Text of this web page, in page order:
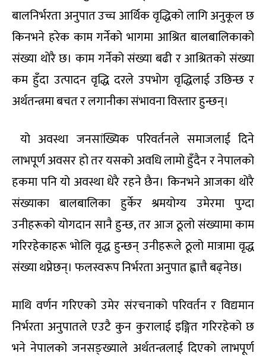
बालनिर्भरता अनुपात उच्च आर्थिक वृद्धिको लागि अनुकूल छ
किनभने हरेक काम गर्नेको भागमा आश्रित बालबालिकाको
संख्या थोरै छ। काम गर्नेको संख्या बढी र आश्रितको संख्या
कम हुँदा उत्पादन वृद्धि दरले उपभोग वृद्धिलाई उछिन्छ र
अर्थतन्त्रमा बचत र लगानीका संभावना विस्तार हुन्छन्।
यो अवस्था जनसांख्यिक परिवर्तनले समाजलाई दिने
लाभपूर्ण अवसर हो तर यसको अवधि लामो हुँदैन र नेपालको
हकमा पनि यो अवस्था धेरै रहने छैन। किनभने आजका थोरै
संख्याका बालबालिका हुर्केर श्रमयोग्य उमेरमा पुग्दा
उनीहरूको योगदान सानै हुन्छ, तर आज ठूलो संख्यामा काम
गरिरहेकाहरू भोलि वृद्ध हुन्छन् उनीहरूले ठूलो मात्रामा वृद्ध
संख्या थप्नेछन्। फलस्वरूप निर्भरता अनुपात ह्वात्तै बढ्नेछ।
माथि वर्णन गरिएको उमेर संरचनाको परिवर्तन र विद्यमान
निर्भरता अनुपातले एउटै कुन कुरालाई इङ्गित गरिरहेको छ
भने नेपालको जनसङ्ख्याले अर्थतन्त्रलाई दिएको लाभपूर्ण